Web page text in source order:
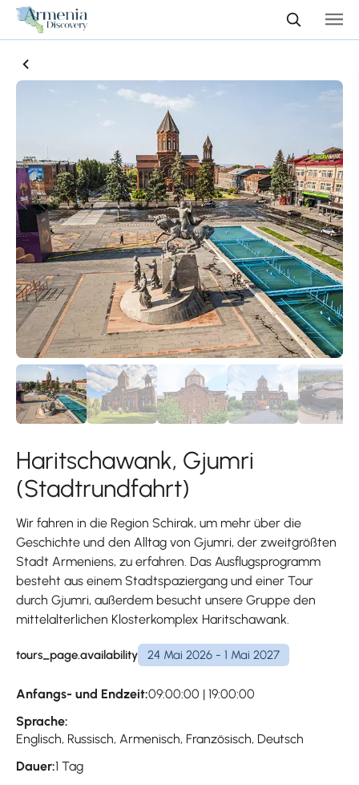
Haritschawank, Gjumri
(Stadtrundfahrt)
Wir fahren in die Region Schirak, um mehr über die
Geschichte und den Alltag von Gjumri, der zweitgrößten
Stadt Armeniens, zu erfahren. Das Ausflugsprogramm
besteht aus einem Stadtspaziergang und einer Tour
durch Gjumri, außerdem besucht unsere Gruppe den
mittelalterlichen Klosterkomplex Haritschawank.
tours_page.availability 24 Mai 2026 - 1 Mai 2027
Anfangs- und Endzeit:09:00:00 | 19:00:00
Sprache:
Englisch, Russisch, Armenisch, Französisch, Deutsch
Dauer:1 Tag